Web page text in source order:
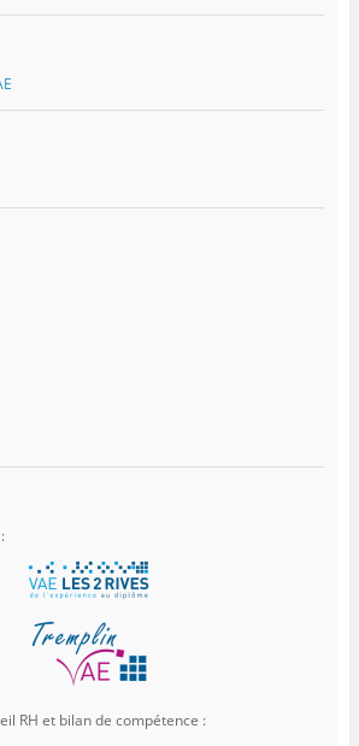
RH et bilan de compétence :